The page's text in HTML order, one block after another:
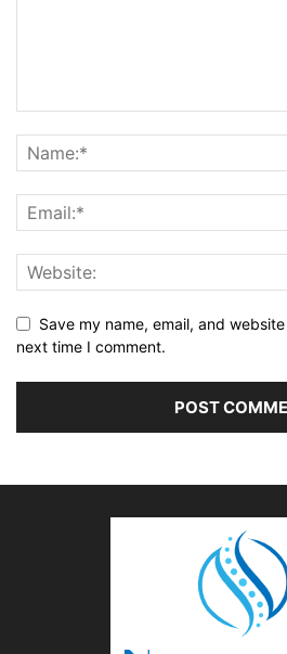
Save my name, email, and
next time I comment.